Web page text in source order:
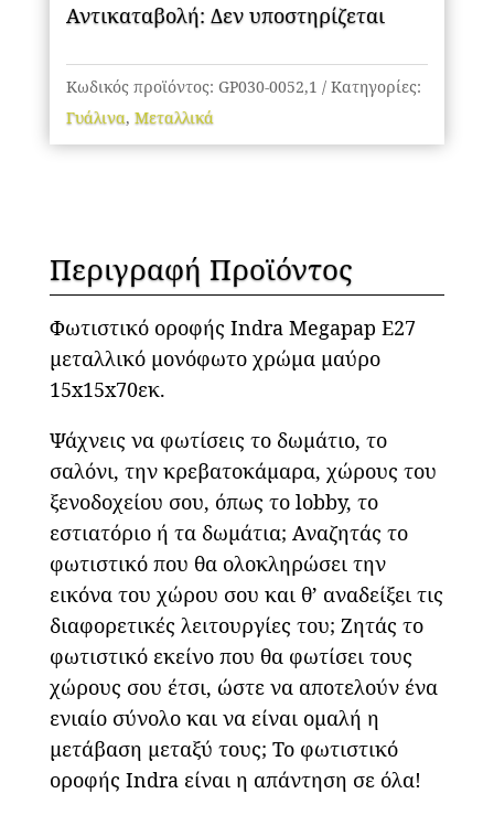
χρώμα
15x15x70εκ.
ποσότητα
Αντικαταβολή: Δεν υποστηρίζεται
Κωδικός προϊόντος: GP030-0052,1
Κατηγορίες:
Γυάλινα, Μεταλλικά
Περιγραφή Προϊόντος
Φωτιστικό οροφής Indra Megapap E27
μεταλλικό μονόφωτο χρώμα μαύρο
15x15x70εκ.
Ψάχνεις να φωτίσεις το δωμάτιο, το
σαλόνι, την κρεβατοκάμαρα, χώρους του
ξενοδοχείου σου, όπως το lobby, το
εστιατόριο ή τα δωμάτια; Αναζητάς το
φωτιστικό που θα ολοκληρώσει την
εικόνα του χώρου σου και θ’ αναδείξει τις
διαφορετικές λειτουργίες του; Ζητάς το
φωτιστικό εκείνο που θα φωτίσει τους
χώρους σου έτσι, ώστε να αποτελούν ένα
ενιαίο σύνολο και να είναι ομαλή η
μετάβαση μεταξύ τους; Το φωτιστικό
οροφής Indra είναι η απάντηση σε όλα!